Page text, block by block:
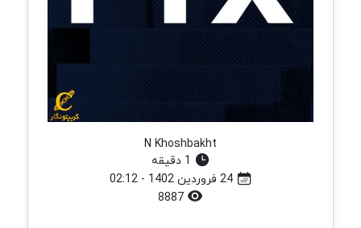
N Khoshbakht
24 فروردین 1402 - 02:12